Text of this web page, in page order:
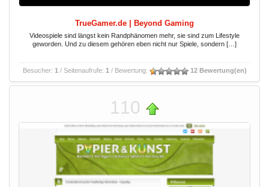
TrueGamer.de | Beyond Gaming
Videospiele sind längst kein Randphänomen mehr, sie sind zum Lifestyle
geworden. Und zu diesem gehören eben nicht nur Spiele, sondern […]
Besucher: 1 / Seitenaufrufe: 1 / Bewertung: 12 Bewertung(en)
110